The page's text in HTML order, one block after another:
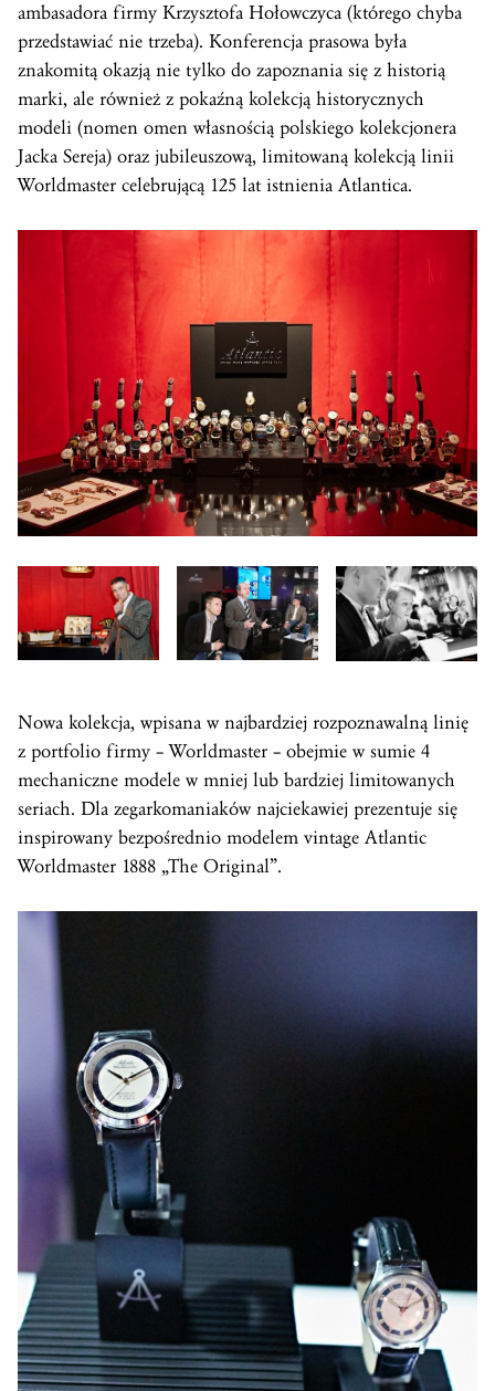
ambasadora firmy Krzysztofa Hołowczyca (którego chyba
przedstawiać nie trzeba). Konferencja prasowa była
znakomitą okazją nie tylko do zapoznania się z historią
marki, ale również z pokaźną kolekcją historycznych
modeli (nomen omen własnością polskiego kolekcjonera
Jacka Sereja) oraz jubileuszową, limitowaną kolekcją linii
Worldmaster celebrującą 125 lat istnienia Atlantica.
Nowa kolekcja, wpisana w najbardziej rozpoznawalną linię
z portfolio firmy – Worldmaster – obejmie w sumie 4
mechaniczne modele w mniej lub bardziej limitowanych
seriach. Dla zegarkomaniaków najciekawiej prezentuje się
inspirowany bezpośrednio modelem vintage Atlantic
Worldmaster 1888 „The Original”.